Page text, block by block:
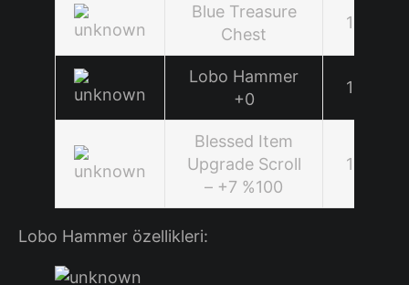
Blue Treasure
Chest
1
Lobo Hammer
+0
1
Blessed Item
Upgrade Scroll
– +7 %100
1
Lobo Hammer özellikleri: